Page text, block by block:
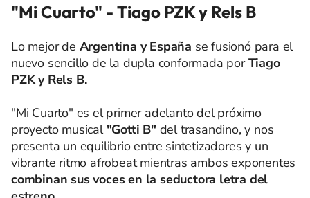
"Mi Cuarto" - Tiago PZK y Rels B
Lo mejor de Argentina y España se fusionó para el
nuevo sencillo de la dupla conformada porTiago
PZK y Rels B.
"Mi Cuarto" es el primer adelanto del próximo
proyecto musical "Gotti B" del trasandino, y nos
presenta un equilibrio entre sintetizadores y un
vibrante ritmo afrobeat mientras ambos exponentes
combinan sus voces en la seductora letra del